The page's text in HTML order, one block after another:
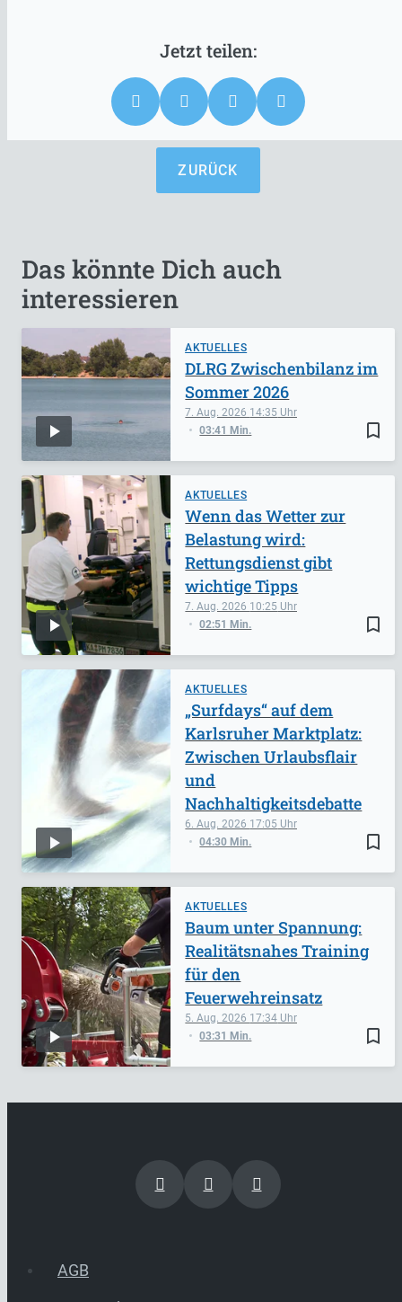
ZURÜCK
Das könnte Dich auch
interessieren
AKTUELLES
bookmark_border
7. Aug. 2026 14:35
03:41 Min.
DLRG Zwischenbilanz im
Sommer 2026
AKTUELLES
bookmark_border
7. Aug. 2026 10:25
02:51 Min.
Wenn das Wetter zur
Belastung wird:
Rettungsdienst gibt
wichtige Tipps
AKTUELLES
bookmark_border
6. Aug. 2026 17:05
04:30 Min.
„Surfdays“ auf dem
Karlsruher Marktplatz:
Zwischen Urlaubsflair
und
Nachhaltigkeitsdebatte
AKTUELLES
bookmark_border
5. Aug. 2026 17:34
03:31 Min.
Baum unter Spannung:
Realitätsnahes Training
für den
Feuerwehreinsatz
AGB